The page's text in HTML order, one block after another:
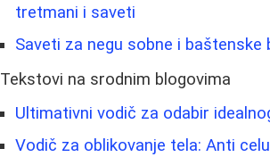
tretmani i saveti
Saveti za negu sobne i baštenske
Tekstovi na srodnim blogovima
Ultimativni vodič za odabir
Vodič za oblikovanje tela: Anti